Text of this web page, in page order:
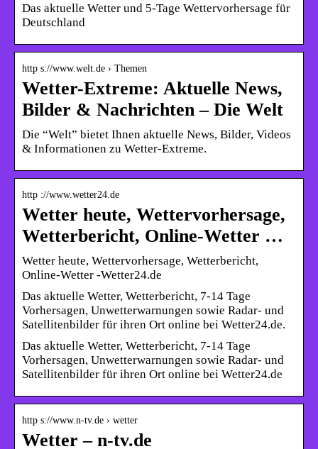
Das aktuelle Wetter und 5-Tage Wettervorhersage für
Deutschland
http s://www.welt.de › Themen
Wetter-Extreme: Aktuelle News,
Bilder & Nachrichten – Die Welt
Die “Welt” bietet Ihnen aktuelle News, Bilder, Videos
& Informationen zu Wetter-Extreme.
http ://www.wetter24.de
Wetter heute, Wettervorhersage,
Wetterbericht, Online-Wetter …
Wetter heute, Wettervorhersage, Wetterbericht,
Online-Wetter -Wetter24.de
Das aktuelle Wetter, Wetterbericht, 7-14 Tage
Vorhersagen, Unwetterwarnungen sowie Radar- und
Satellitenbilder für ihren Ort online bei Wetter24.de.
Das aktuelle Wetter, Wetterbericht, 7-14 Tage
Vorhersagen, Unwetterwarnungen sowie Radar- und
Satellitenbilder für ihren Ort online bei Wetter24.de
http s://www.n-tv.de › wetter
Wetter – n-tv.de